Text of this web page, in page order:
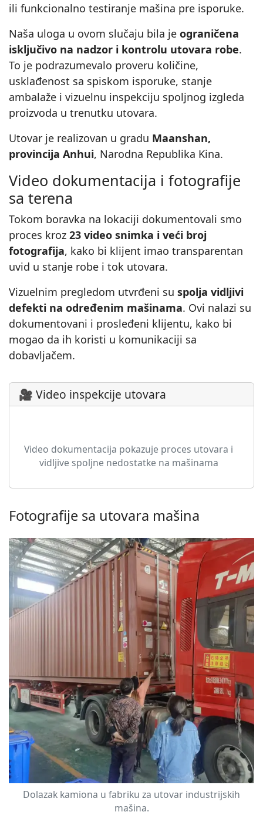
ili funkcionalno testiranje mašina pre isporuke.
Naša uloga u ovom slučaju bila je ograničena
isključivo na nadzor i kontrolu utovara robe.
To je podrazumevalo proveru količine,
usklađenost sa spiskom isporuke, stanje
ambalaže i vizuelnu inspekciju spoljnog izgleda
proizvoda u trenutku utovara.
Utovar je realizovan u gradu Maanshan,
provincija Anhui, Narodna Republika Kina.
Video dokumentacija i fotografije
sa terena
Tokom boravka na lokaciji dokumentovali smo
proces kroz 23 video snimka i veći broj
fotografija, kako bi klijent imao transparentan
uvid u stanje robe i tok utovara.
Vizuelnim pregledom utvrđeni su spolja vidljivi
defekti na određenim mašinama. Ovi nalazi su
dokumentovani i prosleđeni klijentu, kako bi
mogao da ih koristi u komunikaciji sa
dobavljačem.
🎥 Video inspekcije utovara
▶
Video dokumentacija pokazuje proces utovara i
vidljive spoljne nedostatke na mašinama
Fotografije sa utovara mašina
Dolazak kamiona u fabriku za utovar industrijskih
mašina.